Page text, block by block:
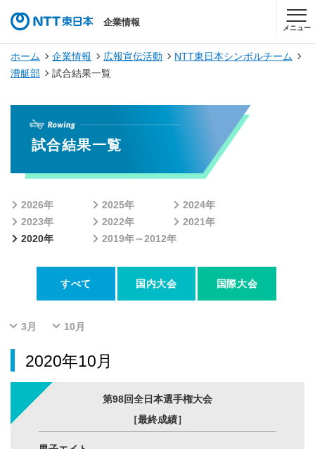
企業情報
メニュー
ホーム 企業情報 広報宣伝活動
NTT東日本シンボルチーム
漕艇部
試合結果一覧
試合結果一覧
2026年 2025年
2024年
2023年
2022年
2021年
2020年
2019年～2012年
すべて 国内大会 国際大会
3月 10月
2020年10月
第98回全日本選手権大会
［最終成績］